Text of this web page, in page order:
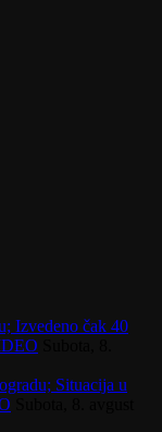
Izvedeno čak 40
Situacija u